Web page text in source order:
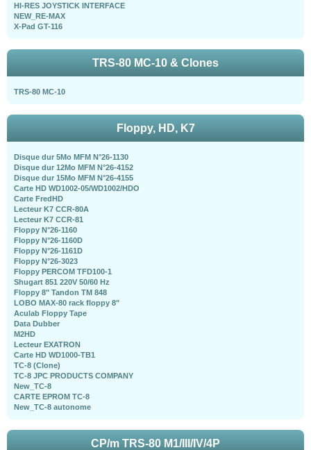
HI-RES JOYSTICK INTERFACE
NEW_RE-MAX
X-Pad GT-116
TRS-80 MC-10 & Clones
TRS-80 MC-10
Floppy, HD, K7
Disque dur 5Mo MFM N°26-1130
Disque dur 12Mo MFM N°26-4152
Disque dur 15Mo MFM N°26-4155
Carte HD WD1002-05/WD1002/HDO
Carte FredHD
Lecteur K7 CCR-80A
Lecteur K7 CCR-81
Floppy N°26-1160
Floppy N°26-1160D
Floppy N°26-1161D
Floppy N°26-3023
Floppy PERCOM TFD100-1
Shugart 851 220V 50/60 Hz
Floppy 8" Tandon TM 848
LOBO MAX-80 rack floppy 8"
Aculab Floppy Tape
Data Dubber
M2HD
Lecteur EXATRON
Carte HD WD1000-TB1
TC-8 (Clone)
TC-8 JPC PRODUCTS COMPANY
New_TC-8
CARTE EPROM TC-8
New_TC-8 autonome
CP/m TRS-80 M1/III/IV/4P